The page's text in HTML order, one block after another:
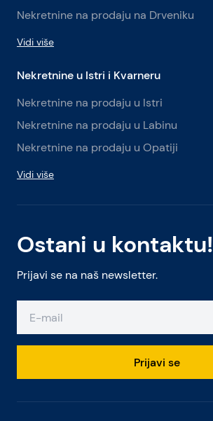
Ostani u kontaktu!
Prijavi se na naš newsletter.
Prijavi se
Nekretnine na prodaju na Drveniku
Vidi više
Nekretnine u Istri i Kvarneru
Nekretnine na prodaju u Istri
Nekretnine na prodaju u Labinu
Nekretnine na prodaju u Opatiji
Vidi više